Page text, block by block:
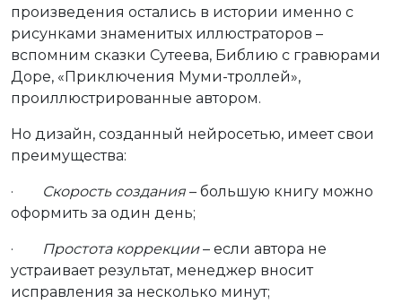
произведения остались в истории именно с
рисунками знаменитых иллюстраторов –
вспомним сказки Сутеева, Библию с гравюрами
Доре, «Приключения Муми-троллей»,
проиллюстрированные автором.
Но дизайн, созданный нейросетью, имеет свои
преимущества:
· Скорость создания – большую книгу можно
оформить за один день;
· Простота коррекции– если автора не
устраивает результат, менеджер вносит
исправления за несколько минут;